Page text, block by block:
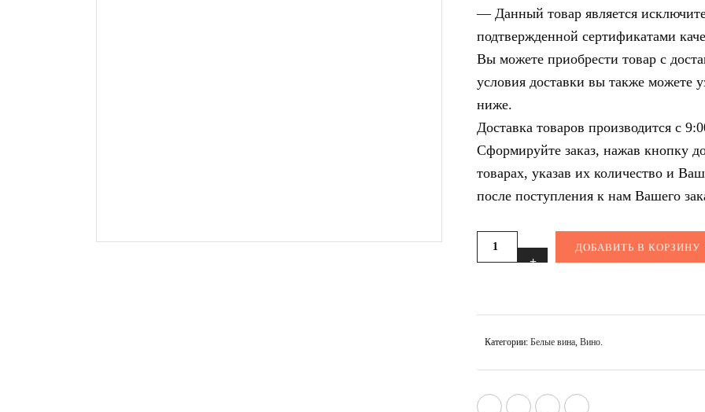
— Данный товар является
подтвержденной сертификатами
Вы можете приобрести товар с
условия доставки вы также можете
ниже.
Доставка товаров производится с
Сформируйте заказ, нажав кнопку
товарах, указав их количество и
после поступления к нам Вашего
ДОБАВИТЬ В КОРЗИНУ
Категории: Белые вина, Вино.